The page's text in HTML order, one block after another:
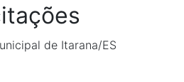
de Itarana/ES